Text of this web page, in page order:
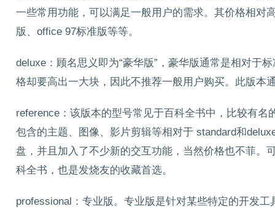
一些常用功能，可以满足一般用户的需求。其价格相
版、office 97标准版等等。
deluxe：顾名思义即为“豪华版”，豪华版通常是相对于
格却要高出一大块，因此不推荐一般用户购买。此版本
reference：该版本的型号常见于百科全书中，比较有
包含的主题、图像、影片剪辑等相对于 standard和
盘，并且加入了不少新的交互功能，当然价格也不菲。
科全书，也是发烧友的收藏首选。
professional：专业版。专业版是针对某些特定的开发